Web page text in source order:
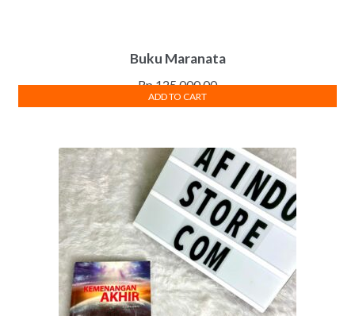
Buku Maranata
Rp125,000.00
ADD TO CART